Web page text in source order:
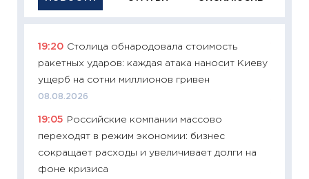
19:20 Столица обнародовала стоимость
ракетных ударов: каждая атака наносит Киеву
ущерб на сотни миллионов гривен
08.08.2026
19:05
Российские компании массово
переходят в режим экономии: бизнес
сокращает расходы и увеличивает долги на
фоне кризиса